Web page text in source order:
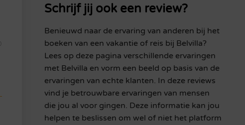
Schrijf jij ook een review?
Benieuwd naar de ervaring van anderen bij het
boeken van een vakantie of reis bij Belvilla?
Lees op deze pagina verschillende ervaringen
met Belvilla en vorm een beeld op basis van de
ervaringen van echte klanten. In deze reviews
vind je betrouwbare ervaringen van mensen
die jou al voor gingen. Deze informatie kan jou
helpen te beslissen om wel of niet het platform